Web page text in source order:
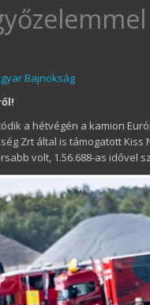
Bajnokság
a hétvégén a kamion
Zrt által is támogatott
volt, 1.56.688-as idővel